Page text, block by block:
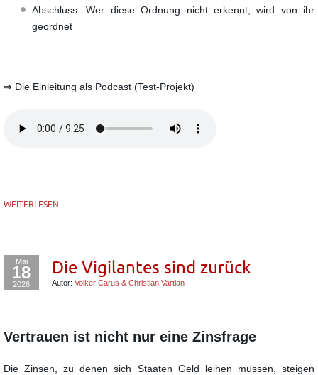
Abschluss: Wer diese Ordnung nicht erkennt, wird von ihr
geordnet
⇒ Die Einleitung als Podcast (Test-Projekt)
WEITERLESEN
Mai
18
2026
Die Vigilantes sind zurück
Autor: Volker Carus & Christian Vartian
Vertrauen ist nicht nur eine Zinsfrage
Die Zinsen, zu denen sich Staaten Geld leihen müssen, steigen